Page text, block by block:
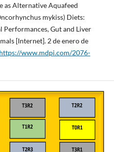
as Alternative Aquafeed
mykiss) Diets:
Performances, Gut and Liver
[Internet]. 2 de enero de
https://www.mdpi.com/2076-